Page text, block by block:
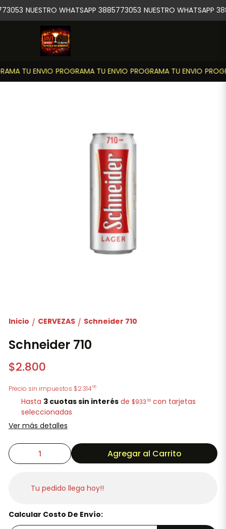
TU ENVIO PROGRAMA TU ENVIO PROGRAMA TU ENVIO
NUESTRO WHATSAPP 3885773053 NUESTRO WHATSAPP
Inicio / CERVEZAS / Schneider 710
Schneider 710
$2.800
Precio sin impuestos $2.31405
Hasta 3 cuotas sin interés de $933 33 con tarjetas
seleccionadas
Ver más detalles
Agregar al Carrito
Tu pedido llega hoy!!
Calcular Costo De Envío: